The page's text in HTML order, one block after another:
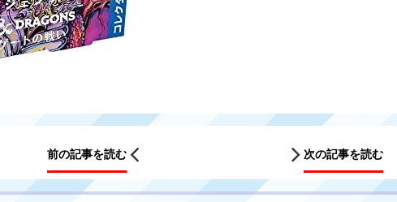
前の記事を読む 次の記事を読む